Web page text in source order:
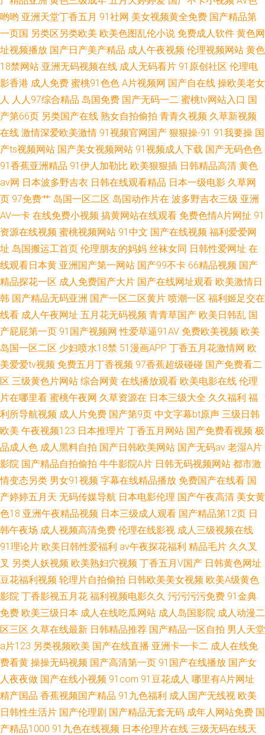
哟哟 亚洲天堂丁香五月 91社网 美女视频黄全免费 国产精品第
一页国 另类区另类欧美 欧美色图乱伦小说 免费成人软件 黄色网
址视频播放 国产日产美产精品 成人午夜视频 伦理视频网站 黄色
18禁网站 亚洲无码视频在线 成人无码看片 91原创社区 伦理电
影香港 成人免费 蜜桃91色色 A片视频网 国产自在线 操欧美老女
人 人人97综合精品 岛国免费 国产无码一二 蜜桃tv网站入口 国
产第66页 另类国产在线 熟女自拍偷拍 青青久视频 久草新视频
在线 激情深爱欧美激情 91视频官网国产 狠狠操-91 91我要操 国
产ts视频网站 国产美女视频网站 91视频成人下载 国产无码色色
91香蕉亚洲精品 91伊人加勒比 欧美狠狠插 日韩精品高清 黄色
av网 日本波多野吉衣 日韩在线观看精品 日本一级电影 久草网
页 97免费艹 岛国一区二区 岛国动作片在 波多野吉衣三级 亚洲
AV一卡 在线免费小视频 搞黄网站在线观看 免费色情A片网扯 91
资源在线视频 蜜桃视频网站 91中文 国产在线视频 福利爱爱网
址 岛国搬运工首页 伦理朋友的妈妈 丝袜女同 日韩性爱网址 在
线观看日本黄 亚洲国产第一网站 国产99不卡 66精品视频 国产
精品探花一区 成人免费国产大片 国产在线网址观看 欧美激情日
韩 国产精品无码亚洲 国产一区二区黄片 喷潮一区 福利姬足交在
线看 成人午夜网址 五月花无码视频 青青草国产 欧美日韩乱 国
产屁屁第一页 91国产视频网 性爱草逼91AV 免费欧美视频 欧美
岛国一区二区 少妇喷水18禁 51漫画APP 丁香五月花激情网 欧
美爱爱tv视频 免费五月丁香视频 97香蕉超级碰碰 国产免费看二
区 三级黄色片网站 综合网黄 在线播放观看 欧美电影在线 伦理
片在哪里看 蜜桃午夜网 久草资源在 日本三级大全 久久福利 福
利所导航视频 成人片免费 国产第9页 中文字幕bt原声 三级日韩
欧美 午夜视频123 日本推理片 丁香五月网站 国产免费看视频 极
品成人色 成人黑料自拍 国产日韩欧美网站 国产无码av 老湿A片
影院 国产精品自拍偷拍 牛牛影院A片 日韩无码视频网站 都市激
情变态另类 男女91视频 字幕在线精品播放 免费国产在线看 国
产婷婷五月天 无码传媒导航 日本电影伦理 国产午夜高清 美女黄
色18 亚洲午夜精品视频 日本三级成人观看 国产精品第12页 日
韩午夜场 成人视频高清免费 伦理在线影视 成人三级视频在线
91理论片 欧美日韩性爱福利 av午夜探花福利 精品毛片 久久叉
叉 另类人妖视频 欧美熟妇穴视频 丁香五月V国产 日韩黄色网址
豆花福利视频 轮理片自拍偷拍 日韩欧美美女视频 欧美A级黄色
影院 丁香影视五月花 福利视频电影久久 污污污污免费 91金典
免费 欧美三级日本 成人在线吃瓜网站 成人岛国影院 成人动漫二
区三区 久草在线最新 日韩精品推荐 国产精品一区自拍 男人天堂
a片123 另类视频欧美 国产在线直播 亚洲卡一卡二 成人在线免
费看黄 操操无码视频 国产高清第一页 91国产在线播放 国产女
人夜夜做 国产在线小视频 91com 91豆花成人 哪里有A片网址
精产国品 香蕉视频国产精品 91九色福利 成人国产无线视 欧美
日韩性生活片 国产伦理剧 国产精品无套无码 成年人网站免费 国
产精品1000 91九色在线视频 日本伦理片在线 三级无码在线天